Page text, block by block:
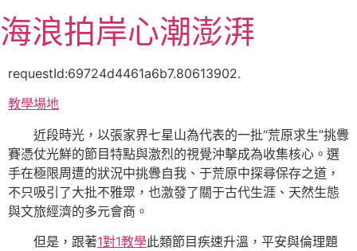
至
主
容
海浪拍岸心潮澎湃
requestId:69724d4461a6b7.80613902.
教學場地
近段時光，以張家界七星山為代表的一批“荒原求生”挑釁
賽憑仗光鮮的節目特點與激烈的視覺沖擊成為收集核心。選
手在極限周遭的狀況中挑釁自我、于荒原中探尋保存之道，
不只吸引了大批不雅眾，也激發了關于古代生涯、天然生態
與文旅經濟的多元會商。
但是，跟著1對1教學此類節目疾速升溫，平安與倫理題